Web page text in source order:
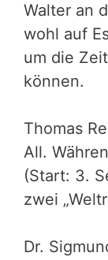
Walter an
wohl auf
um die
können.
Thomas
All.
(Start: 3.
zwei
Dr.